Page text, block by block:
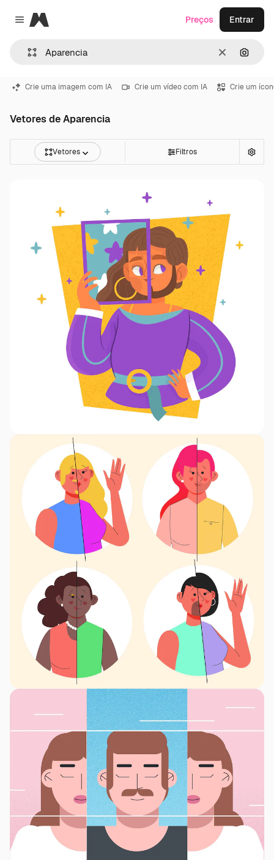
Close menu
Magnific
Limpar
Preços Entrar
Crie uma imagem com IA Crie um vídeo com IA Crie um
Vetores de Aparencia
Vetores Filtros